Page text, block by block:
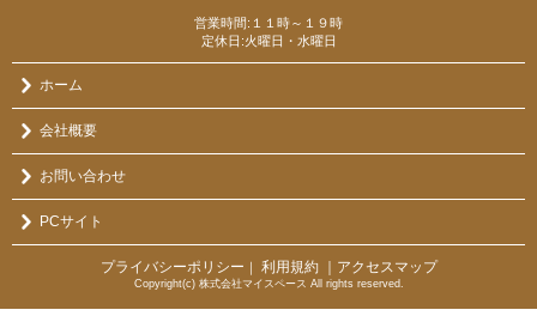
営業時間:１１時～１９時
定休日:火曜日・水曜日
ホーム
会社概要
お問い合わせ
PCサイト
プライバシーポリシー ｜ 利用規約 ｜アクセスマップ
Copyright(c) 株式会社マイスペース All rights reserved.